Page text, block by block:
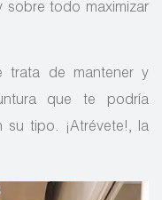
sobre todo maximizar
trata de mantener y
que te podría
su tipo. ¡Atrévete!, la